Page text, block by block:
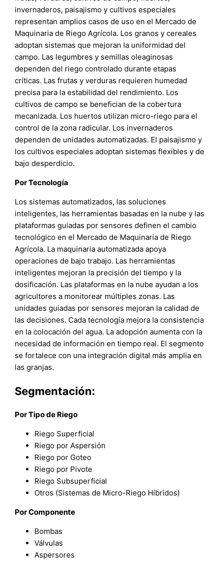
invernaderos, paisajismo y cultivos especiales
representan amplios casos de uso en el Mercado de
Maquinaria de Riego Agrícola. Los granos y cereales
adoptan sistemas que mejoran la uniformidad del
campo. Las legumbres y semillas oleaginosas
dependen del riego controlado durante etapas
críticas. Las frutas y verduras requieren humedad
precisa para la estabilidad del rendimiento. Los
cultivos de campo se benefician de la cobertura
mecanizada. Los huertos utilizan micro-riego para el
control de la zona radicular. Los invernaderos
dependen de unidades automatizadas. El paisajismo y
los cultivos especiales adoptan sistemas flexibles y de
bajo desperdicio.
Por Tecnología
Los sistemas automatizados, las soluciones
inteligentes, las herramientas basadas en la nube y las
plataformas guiadas por sensores definen el cambio
tecnológico en el Mercado de Maquinaria de Riego
Agrícola. La maquinaria automatizada apoya
operaciones de bajo trabajo. Las herramientas
inteligentes mejoran la precisión del tiempo y la
dosificación. Las plataformas en la nube ayudan a los
agricultores a monitorear múltiples zonas. Las
unidades guiadas por sensores mejoran la calidad de
las decisiones. Cada tecnología mejora la consistencia
en la colocación del agua. La adopción aumenta con la
necesidad de información en tiempo real. El segmento
se fortalece con una integración digital más amplia en
las granjas.
Segmentación:
Por Tipo de Riego
Riego Superficial
Riego por Aspersión
Riego por Goteo
Riego por Pivote
Riego Subsuperficial
Otros (Sistemas de Micro-Riego Híbridos)
Por Componente
Bombas
Válvulas
Aspersores